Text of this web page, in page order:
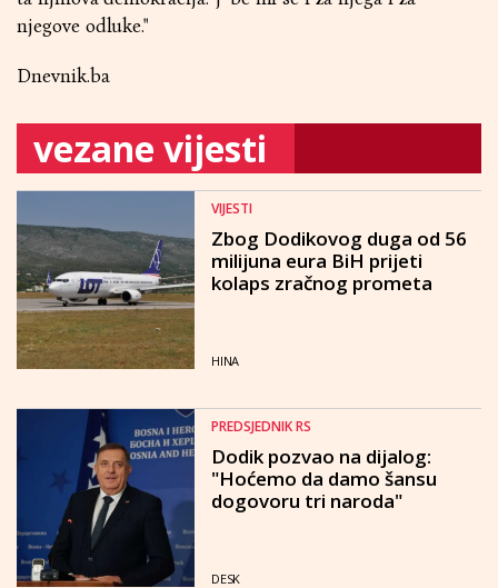
njegove odluke."
Dnevnik.ba
vezane vijesti
VIJESTI
Zbog Dodikovog duga od 56
milijuna eura BiH prijeti
kolaps zračnog prometa
HINA
PREDSJEDNIK RS
Dodik pozvao na dijalog:
"Hoćemo da damo šansu
dogovoru tri naroda"
DESK